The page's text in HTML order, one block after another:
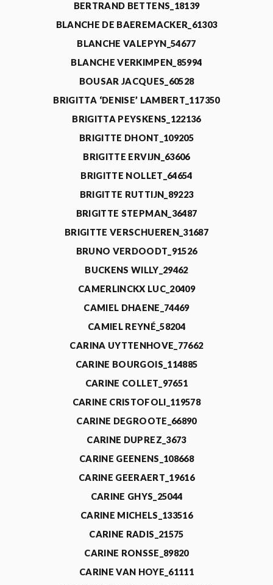
BERTRAND BETTENS_18139
BLANCHE DE BAEREMACKER_61303
BLANCHE VALEPYN_54677
BLANCHE VERKIMPEN_85994
BOUSAR JACQUES_60528
BRIGITTA ‘DENISE’ LAMBERT_117350
BRIGITTA PEYSKENS_122136
BRIGITTE DHONT_109205
BRIGITTE ERVIJN_63606
BRIGITTE NOLLET_64654
BRIGITTE RUTTIJN_89223
BRIGITTE STEPMAN_36487
BRIGITTE VERSCHUEREN_31687
BRUNO VERDOODT_91526
BUCKENS WILLY_29462
CAMERLINCKX LUC_20409
CAMIEL DHAENE_74469
CAMIEL REYNÉ_58204
CARINA UYTTENHOVE_77662
CARINE BOURGOIS_114885
CARINE COLLET_97651
CARINE CRISTOFOLI_119578
CARINE DEGROOTE_66890
CARINE DUPREZ_3673
CARINE GEENENS_108668
CARINE GEERAERT_19616
CARINE GHYS_25044
CARINE MICHELS_133516
CARINE RADIS_21575
CARINE RONSSE_89820
CARINE VAN HOYE_61111